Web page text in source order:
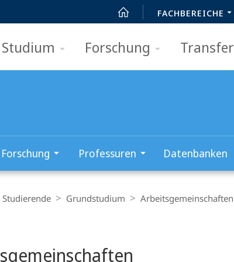
FACHBEREICHE
Studium Forschung Transfer
Forschung Professuren Datenbanken
Studierende Grundstudium Arbeitsgemeinschaften